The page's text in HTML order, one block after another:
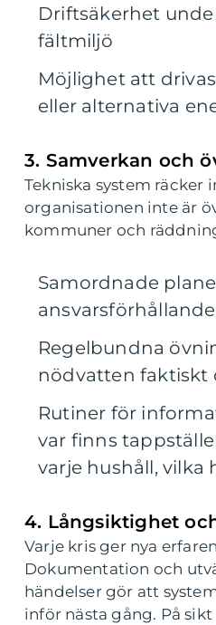
Driftsäkerhet
fältmiljö
Möjlighet att
eller alternativa
3. Samverkan och
Tekniska system räcker
organisationen inte är
kommuner och
Samordnade
Regelbundna
nödvatten faktiskt
Rutiner för
var finns
varje hushåll, vilka
4. Långsiktighet
Varje kris ger nya
Dokumentation och
händelser gör att
inför nästa gång. På